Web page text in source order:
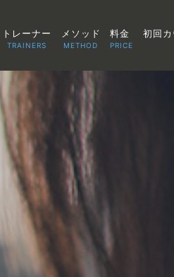
トレーナー
TRAINERS
メソッド
METHOD
料金
PRICE
初回